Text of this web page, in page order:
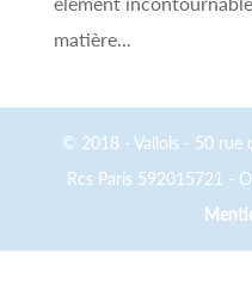
matière...
© 2018 - Vallois - 50 rue
Rcs Paris 592015721 -